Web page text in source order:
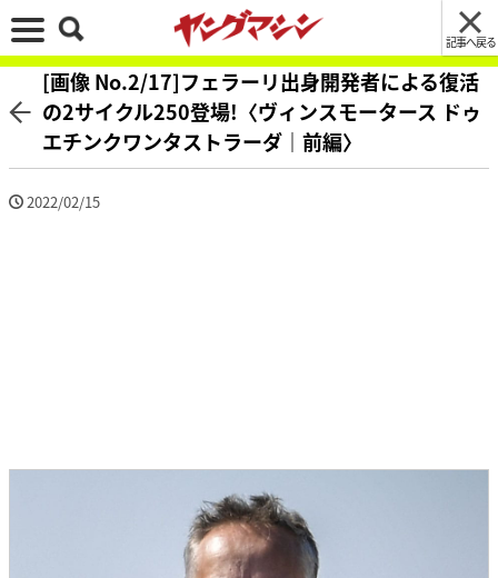
記事へ戻る
[画像 No.2/17]フェラーリ出身開発者による復活
の2サイクル250登場!〈ヴィンスモータース ドゥ
エチンクワンタストラーダ｜前編〉
2022/02/15